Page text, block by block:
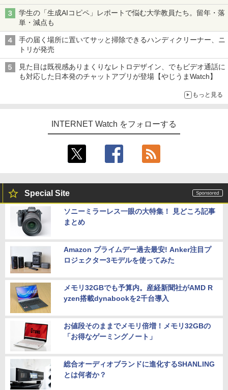
学生の「生成AIコピペ」レポートで悩む大学教員たち。留年・落
単・減点も
手の届く場所に置いてサッと掃除できるハンディクリーナー、ニ
トリが発売
見た目は既視感ありまくりなレトロデザイン、でもビデオ通話に
も対応した日本発のチャットアプリが登場【やじうまWatch】
もっと見る
INTERNET Watch をフォローする
Special Site
ソニーミラーレス一眼の大特集！ 見どころ記事
まとめ
Amazon プライムデー過去最安! Anker注目プ
ロジェクター3モデルを使ってみた
メモリ32GBでも予算内。産経新聞社がAMD R
yzen搭載dynabookを2千台導入
お値段そのままでメモリ倍増！メモリ32GBの
「お得なゲーミングノート」
総合オーディオブランドに進化するSHANLING
とは何者か？